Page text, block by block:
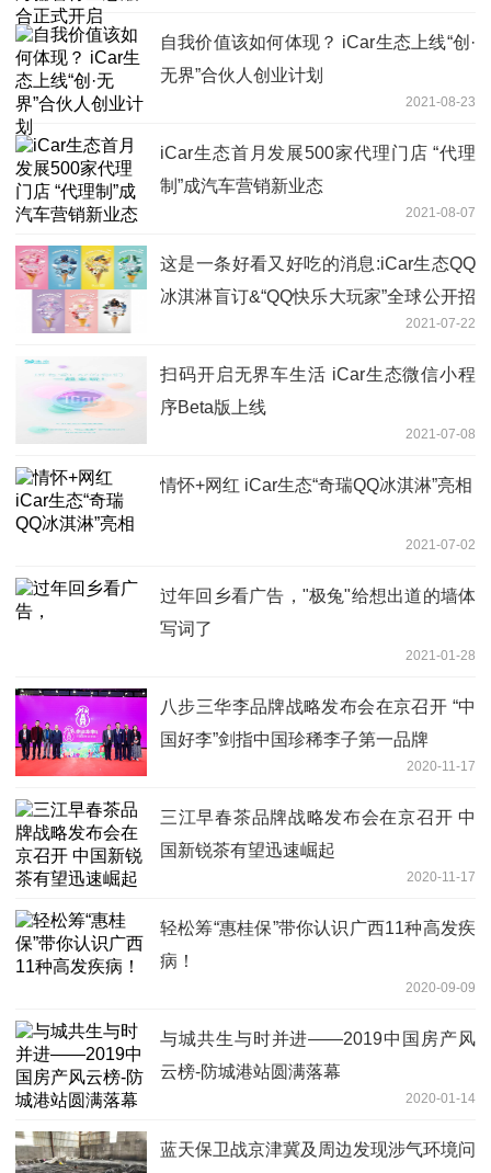
自我价值该如何体现？ iCar生态上线“创·
无界”合伙人创业计划
2021-08-23
iCar生态首月发展500家代理门店 “代理
制”成汽车营销新业态
2021-08-07
这是一条好看又好吃的消息:iCar生态QQ
冰淇淋盲订&“QQ快乐大玩家”全球公开招
2021-07-22
扫码开启无界车生活 iCar生态微信小程
序Beta版上线
2021-07-08
情怀+网红 iCar生态“奇瑞QQ冰淇淋”亮相
2021-07-02
过年回乡看广告，"极兔"给想出道的墙体
写词了
2021-01-28
八步三华李品牌战略发布会在京召开 “中
国好李”剑指中国珍稀李子第一品牌
2020-11-17
三江早春茶品牌战略发布会在京召开 中
国新锐茶有望迅速崛起
2020-11-17
轻松筹“惠桂保”带你认识广西11种高发疾
病！
2020-09-09
与城共生与时并进——2019中国房产风
云榜-防城港站圆满落幕
2020-01-14
蓝天保卫战京津冀及周边发现涉气环境问